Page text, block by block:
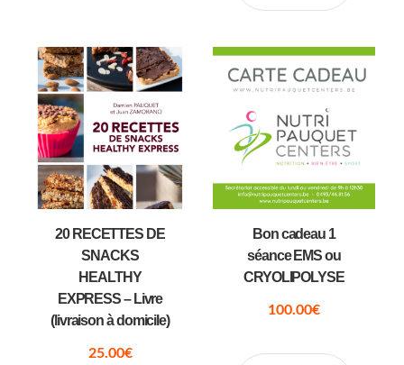
20 RECETTES DE
SNACKS
HEALTHY
EXPRESS – Livre
(livraison à domicile)
25.00€
Bon cadeau 1
séance EMS ou
CRYOLIPOLYSE
100.00€